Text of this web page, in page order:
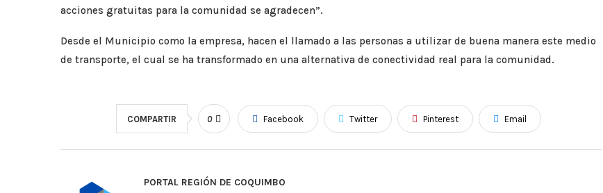
acciones gratuitas para la comunidad se agradecen”.
Desde el Municipio como la empresa, hacen el llamado a las personas a utilizar de buena manera este medio
de transporte, el cual se ha transformado en una alternativa de conectividad real para la comunidad.
COMPARTIR 0 Facebook Twitter Pinterest Email
PORTAL REGIÓN DE COQUIMBO